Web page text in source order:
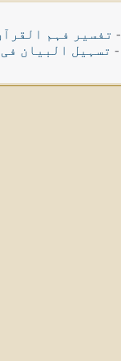
- تفسیر فہم
- تسہیل البیان